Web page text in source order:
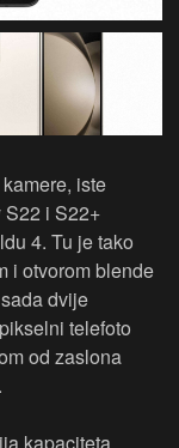
iste
i S22+
4. Tu je tako
i otvorom blende
dvije
telefoto
od zaslona
kapaciteta